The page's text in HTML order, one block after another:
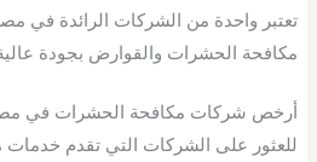
تعتبر واحدة من الشركات الرائدة في
مكافحة الحشرات والقوارض بجودة
أرخص شركات مكافحة الحشرات في
للعثور على الشركات التي تقدم خدمات